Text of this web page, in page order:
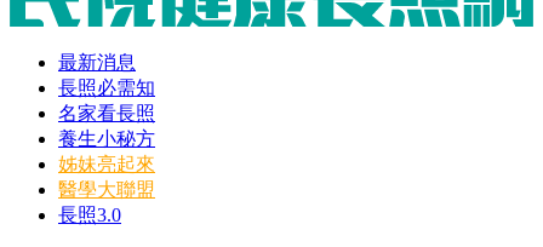
最新消息
長照必需知
名家看長照
養生小秘方
姊妹亮起來
醫學大聯盟
長照3.0